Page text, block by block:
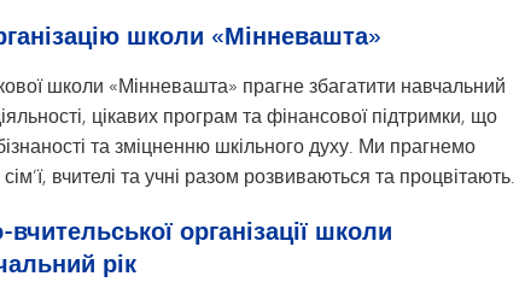
школи «Мінневашта»
школи «Мінневашта» прагне збагатити навчальний
цікавих програм та фінансової підтримки, що
та зміцненню шкільного духу. Ми прагнемо
вчителі та учні разом розвиваються та процвітають.
організації школи
рік